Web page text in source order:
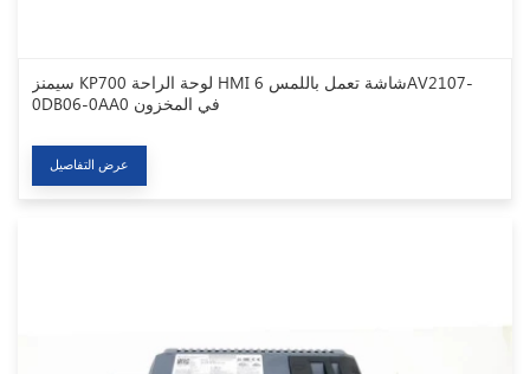
سيمنز KP700 لوحة الراحة HMI شاشة تعمل باللمس 6AV2107-
0DB06-0AA0 في المخزون
عرض التفاصيل